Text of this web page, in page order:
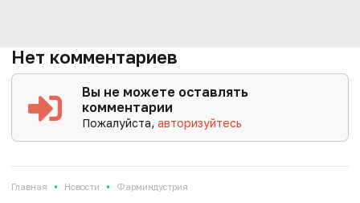
Нет комментариев
Вы не можете оставлять
комментарии
Пожалуйста,авторизуйтесь
Главная • Новости • Фарминдустрия